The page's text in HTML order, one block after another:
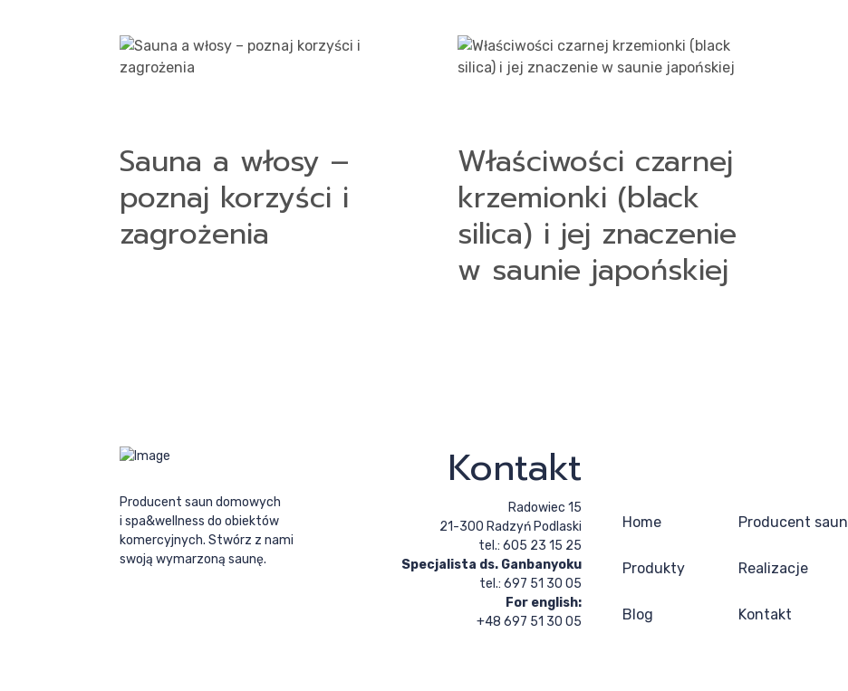
Sauna a włosy –
poznaj korzyści i
zagrożenia
Właściwości czarnej
krzemionki (black
silica) i jej znaczenie
w saunie japońskiej
Producent saun domowych
i spa&wellness do obiektów
komercyjnych. Stwórz z nami
swoją wymarzoną saunę.
Kontakt
Radowiec 15
21-300 Radzyń Podlaski
tel.: 605 23 15 25
Specjalista ds. Ganbanyoku
tel.: 697 51 30 05
For english:
+48 697 51 30 05
Home Producent saun
Produkty Realizacje
Blog Kontakt